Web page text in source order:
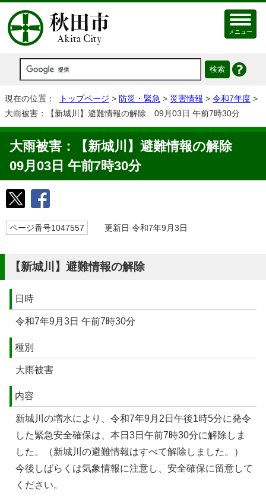
メニュー
現在の位置： トップページ > 防災・緊急 > 災害情報 > 令和7年度 >
大雨被害：【新城川】避難情報の解除 09月03日 午前7時30分
大雨被害：【新城川】避難情報の解除
09月03日 午前7時30分
ページ番号1047557 更新日 令和7年9月3日
【新城川】避難情報の解除
日時
令和7年9月3日 午前7時30分
種別
大雨被害
内容
新城川の増水により、令和7年9月2日午後1時5分に発令
した緊急安全確保は、本日3日午前7時30分に解除しま
した。（新城川の避難情報はすべて解除しました。）
今後しばらくは気象情報に注意し、安全確保に留意して
ください。